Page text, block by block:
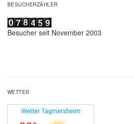
BESUCHERZÄHLER
Besucher seit November 2003
WETTER